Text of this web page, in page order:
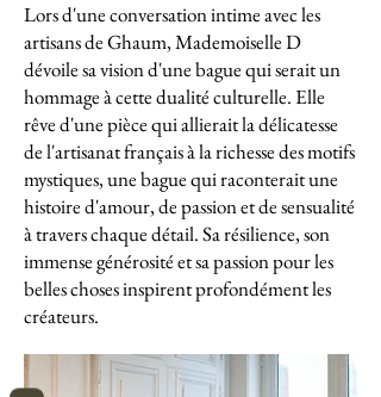
Lors d'une conversation intime avec les
artisans de Ghaum, Mademoiselle D
dévoile sa vision d'une bague qui serait un
hommage à cette dualité culturelle. Elle
rêve d'une pièce qui allierait la délicatesse
de l'artisanat français à la richesse des motifs
mystiques, une bague qui raconterait une
histoire d'amour, de passion et de sensualité
à travers chaque détail. Sa résilience, son
immense générosité et sa passion pour les
belles choses inspirent profondément les
créateurs.